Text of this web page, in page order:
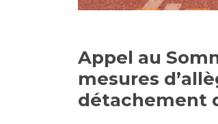
Appel au
mesures
détachement